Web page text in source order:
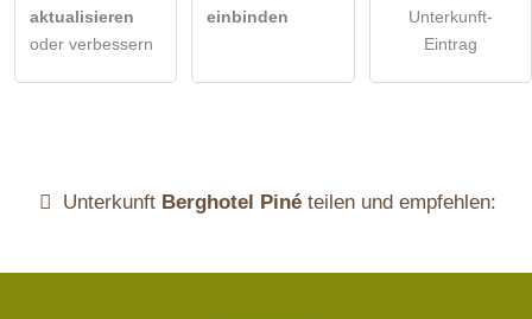
aktualisieren
oder verbessern
einbinden
Unterkunft-
Eintrag
Unterkunft Berghotel Piné teilen und empfehlen: